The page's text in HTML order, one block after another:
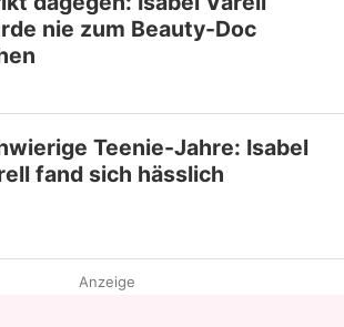
nie zum Beauty-Doc
Teenie-Jahre: Isabel
fand sich hässlich
Anzeige